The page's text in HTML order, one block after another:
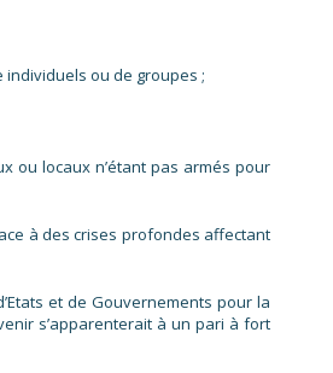
individuels ou de groupes ;
ou locaux n’étant pas armés pour
à des crises profondes affectant
et de Gouvernements pour la
s’apparenterait à un pari à fort